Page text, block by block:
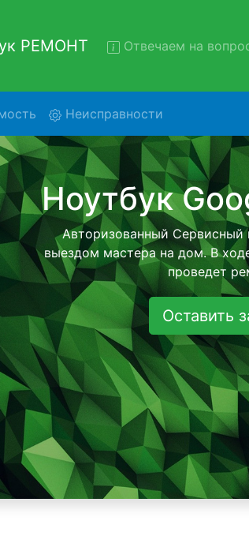
РЕМОНТ Отвечаем на
Неисправности
Ремонт
Ремонт ноутбуков Google с
нашей бесплатной услуги,
детального ремонта.
Оставить